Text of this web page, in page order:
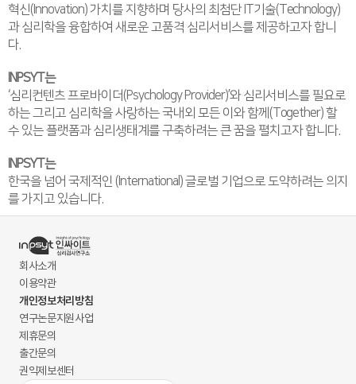
혁신(Innovation) 가치를 지향하며 당사의 최첨단 IT기술(Technology)
과 심리학을 융합하여 새로운 고품격 심리서비스를 제공하고자 합니
다.
INPSYT는
‘심리컨텐츠 프로바이더(Psychology Provider)’와 심리서비스를 필요로
하는 그리고 심리학을 사랑하는 국내외 모든 이와 함께(Together) 할
수 있는 플랫폼과 심리생태계를 구축하려는 큰 꿈을 펼치고자 합니다.
INPSYT는
한국을 넘어 국제적인 (International) 글로벌 기업으로 도약하려는 의지
를 가지고 있습니다.
회사소개
이용약관
개인정보처리방침
연구논문지원사업
제휴문의
출간문의
권익제보센터